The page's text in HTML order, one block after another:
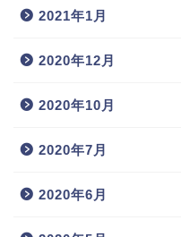
2021年1月
2020年12月
2020年10月
2020年7月
2020年6月